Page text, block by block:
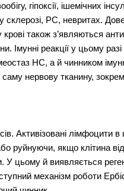
гіпоксії, ішемічних
склерозі, РС, невритах.
крові також з’являються
Імунні реакції у цьому
НС, а й чинником
саму нервову тканину,
Активізовані
руйнуючи, якщо клітина
У цьому й виявляється
механізм роботи